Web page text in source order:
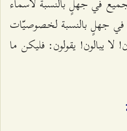
في جهلٍ بالنسبة لخصوصيّات
لا يبالون! يقولون: فليكن ما